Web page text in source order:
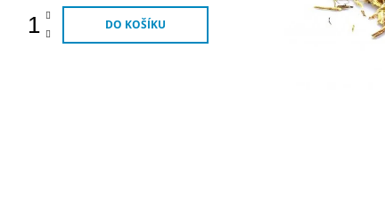
DO KOŠÍKU